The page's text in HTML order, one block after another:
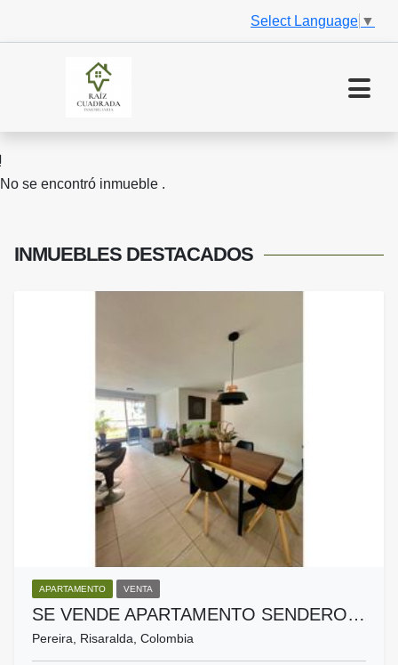
Select Language ▼
No se encontró inmueble .
INMUEBLES DESTACADOS
APARTAMENTO VENTA
SE VENDE APARTAMENTO SENDERO…
Pereira, Risaralda, Colombia